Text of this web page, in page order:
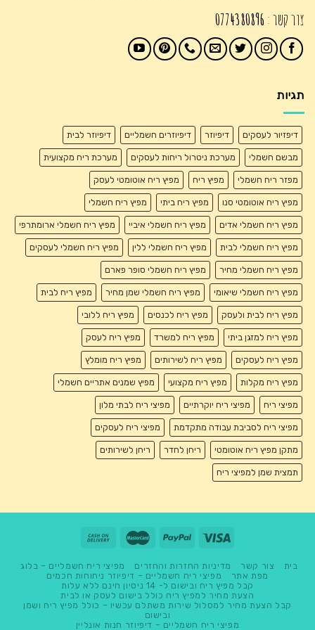
צור קשר : 0774380896
תגיות
דיפזיור לעסקים דיפיוזר דיפיוזרים חשמליים דיפיוזר לבית
מבשם חשמלי מערכת ניטרול ריחות לעסקים מערכת ריח מקצועית
מפזר ריח חשמלי מפיץ ריח מפיץ ריח אוטומטי לעסק
מפיץ ריח אוטומטי סנו מפיץ ריח ביתי מפיץ ריח חשמלי
מפיץ ריח חשמלי אדים מפיץ ריח חשמלי איביי מפיץ ריח חשמלי ארומתרפי
מפיץ ריח חשמלי לבית מפיץ ריח חשמלי ללין מפיץ ריח חשמלי לעסקים
מפיץ ריח חשמלי מחיר מפיץ ריח חשמלי סופר פארם
מפיץ ריח חשמלי שיאומי מפיץ ריח חשמלי שמן מחיר מפיץ ריח לבית
מפיץ ריח לבית ולעסק מפיץ ריח לכנסים מפיץ ריח ללובי
מפיץ ריח למזגן ביתי מפיץ ריח למשרד מפיץ ריח לעסק
מפיץ ריח לעסקים מפיץ ריח לשירותים מפיץ ריח מומלץ
מפיץ ריח מקלות מפיץ ריח מקצועי מפיץ שמנים אתריים חשמלי
מפיצי ריח מפיצי ריח יוקרתיים מפיצי ריח לבתי מלון
מפיצי ריח לסביבת עבודה מתקדמת מפיצי ריח לעסקים
מתקן מפיץ ריח אוטומטי ריחן לחדר ריחן לשירותים
תמצית שמן למפיצי ריח
בית צור קשר מדיניות החזרות והחזרים
מפיצי ריח חשמליים – בלוג
מפת אתר
מפיצי ריח חשמליים – דיפיוזר ניחוחות חכמים
קבל מפיץ ריח ובישום ל- 14 ניסיון חינם ללא עלות
הצעת מחיר למפיץ ריח כולל בישום לעסק או לבית
קבל הצעת מחיר למסלול שירות משתלם עכשיו – כולל מפיץ ריח ושמן
ובישום
מפיצי ריח חשמליים – דיפיוזר חנות אונליין